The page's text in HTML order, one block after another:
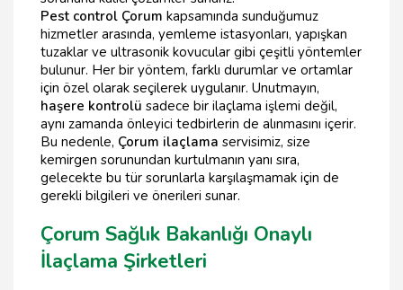
Pest control Çorum kapsamında sunduğumuz
hizmetler arasında, yemleme istasyonları, yapışkan
tuzaklar ve ultrasonik kovucular gibi çeşitli yöntemler
bulunur. Her bir yöntem, farklı durumlar ve ortamlar
için özel olarak seçilerek uygulanır. Unutmayın,
haşere kontrolü sadece bir ilaçlama işlemi değil,
aynı zamanda önleyici tedbirlerin de alınmasını içerir.
Bu nedenle, Çorum ilaçlama servisimiz, size
kemirgen sorunundan kurtulmanın yanı sıra,
gelecekte bu tür sorunlarla karşılaşmamak için de
gerekli bilgileri ve önerileri sunar.
Çorum Sağlık Bakanlığı Onaylı
İlaçlama Şirketleri